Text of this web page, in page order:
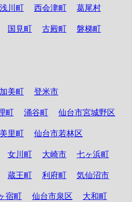
浅川町 西会津町 葛尾村
国見町 古殿町 磐梯町
加美町 登米市
町 涌谷町 仙台市宮城野区
美里町 仙台市若林区
女川町 大崎市 七ヶ浜町
蔵王町 利府町 気仙沼市
宿町 仙台市泉区 大和町